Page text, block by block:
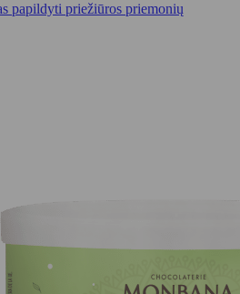
papildyti priežiūros priemonių